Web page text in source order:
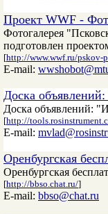
Проект WWF -
Фотогалерея
подготовлен
[http://www.wwf.ru/pskov-
E-mail:
Доска
Доска объявлений:
[http://
E-mail:
Оренбургская
Оренбургская
[http://bbso.chat.ru/]
E-mail: bbso@chat.ru